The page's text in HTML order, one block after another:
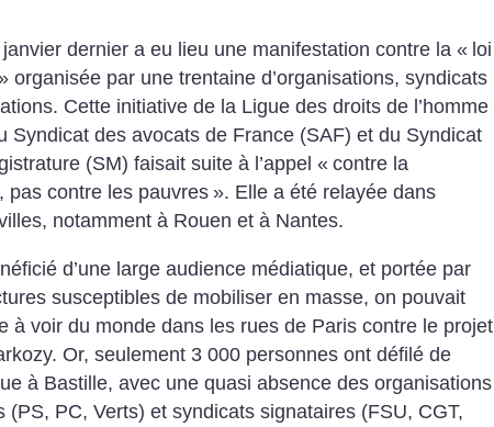
janvier dernier a eu lieu une manifestation contre la « loi
» organisée par une trentaine d’organisations, syndicats
Cette initiative de la Ligue des droits de l’homme
Syndicat des avocats de France (SAF) et du Syndicat
(SM) faisait suite à l’appel « contre la
pas contre les pauvres ». Elle a été relayée dans
notamment à Rouen et à Nantes.
d’une large audience médiatique, et portée par
susceptibles de mobiliser en masse, on pouvait
à voir du monde dans les rues de Paris contre le projet
Or, seulement 3 000 personnes ont défilé de
à Bastille, avec une quasi absence des organisations
(PS, PC, Verts) et syndicats signataires (FSU, CGT,